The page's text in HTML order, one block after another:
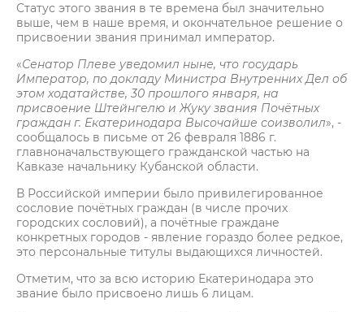
Статус этого звания в те времена был значительно
выше, чем в наше время, и окончательное решение о
присвоении звания принимал император.
«Сенатор Плеве уведомил ныне, что государь
Император, по докладу Министра Внутренних Дел об
этом ходатайстве, 30 прошлого января, на
присвоение Штейнгелю и Жуку звания Почётных
граждан г. Екатеринодара Высочайше соизволил», -
сообщалось в письме от 26 февраля 1886 г.
главноначальствующего гражданской частью на
Кавказе начальнику Кубанской области.
В Российской империи было привилегированное
сословие почётных граждан (в числе прочих
городских сословий), а почётные граждане
конкретных городов - явление гораздо более редкое,
это персональные титулы выдающихся личностей.
Отметим, что за всю историю Екатеринодара это
звание было присвоено лишь 6 лицам.